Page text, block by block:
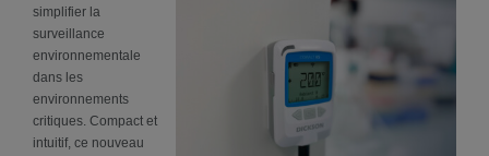
simplifier la
surveillance
environnementale
dans les
environnements
critiques. Compact et
intuitif, ce nouveau